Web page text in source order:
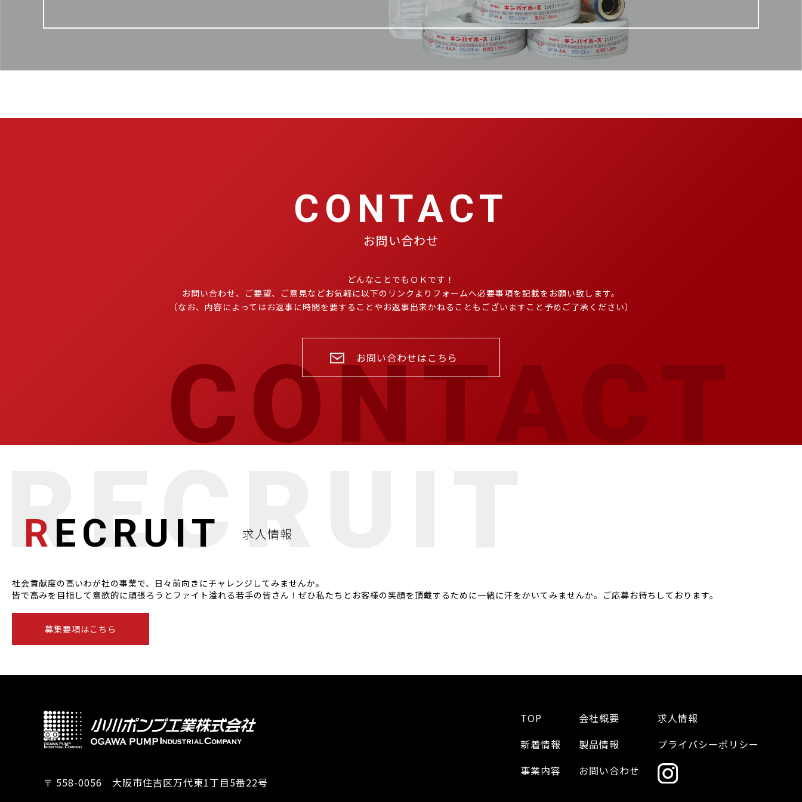
CONTACT
お問い合わせ
どんなことでもＯＫです！
お問い合わせ、ご要望、ご意見などお気軽に以下のリンクよりフォームへ必要事項を記載をお願い致します。
（なお、内容によってはお返事に時間を要することやお返事出来かねることもございますこと予めご了承ください）
お問い合わせはこちら
RECRUIT 求人情報
社会貢献度の高いわが社の事業で、日々前向きにチャレンジしてみませんか。
皆で高みを目指して意欲的に頑張ろうとファイト溢れる若手の皆さん！ぜひ私たちとお客様の笑顔を頂戴するために一緒に汗をかいてみませんか。ご応募お待ちしております。
募集要項はこちら
〒 558-0056 大阪市住吉区万代東1丁目5番22号
TOP
新着情報
事業内容
会社概要
製品情報
お問い合わせ
求人情報
プライバシーポリシー